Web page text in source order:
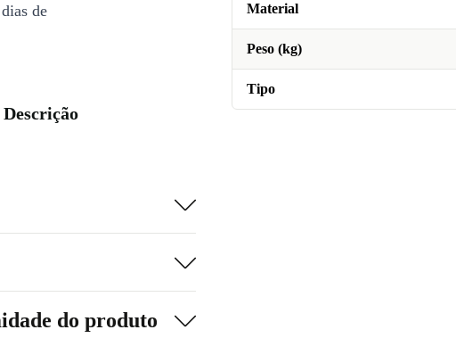
Material
Peso (kg)
Tipo
de
do produto